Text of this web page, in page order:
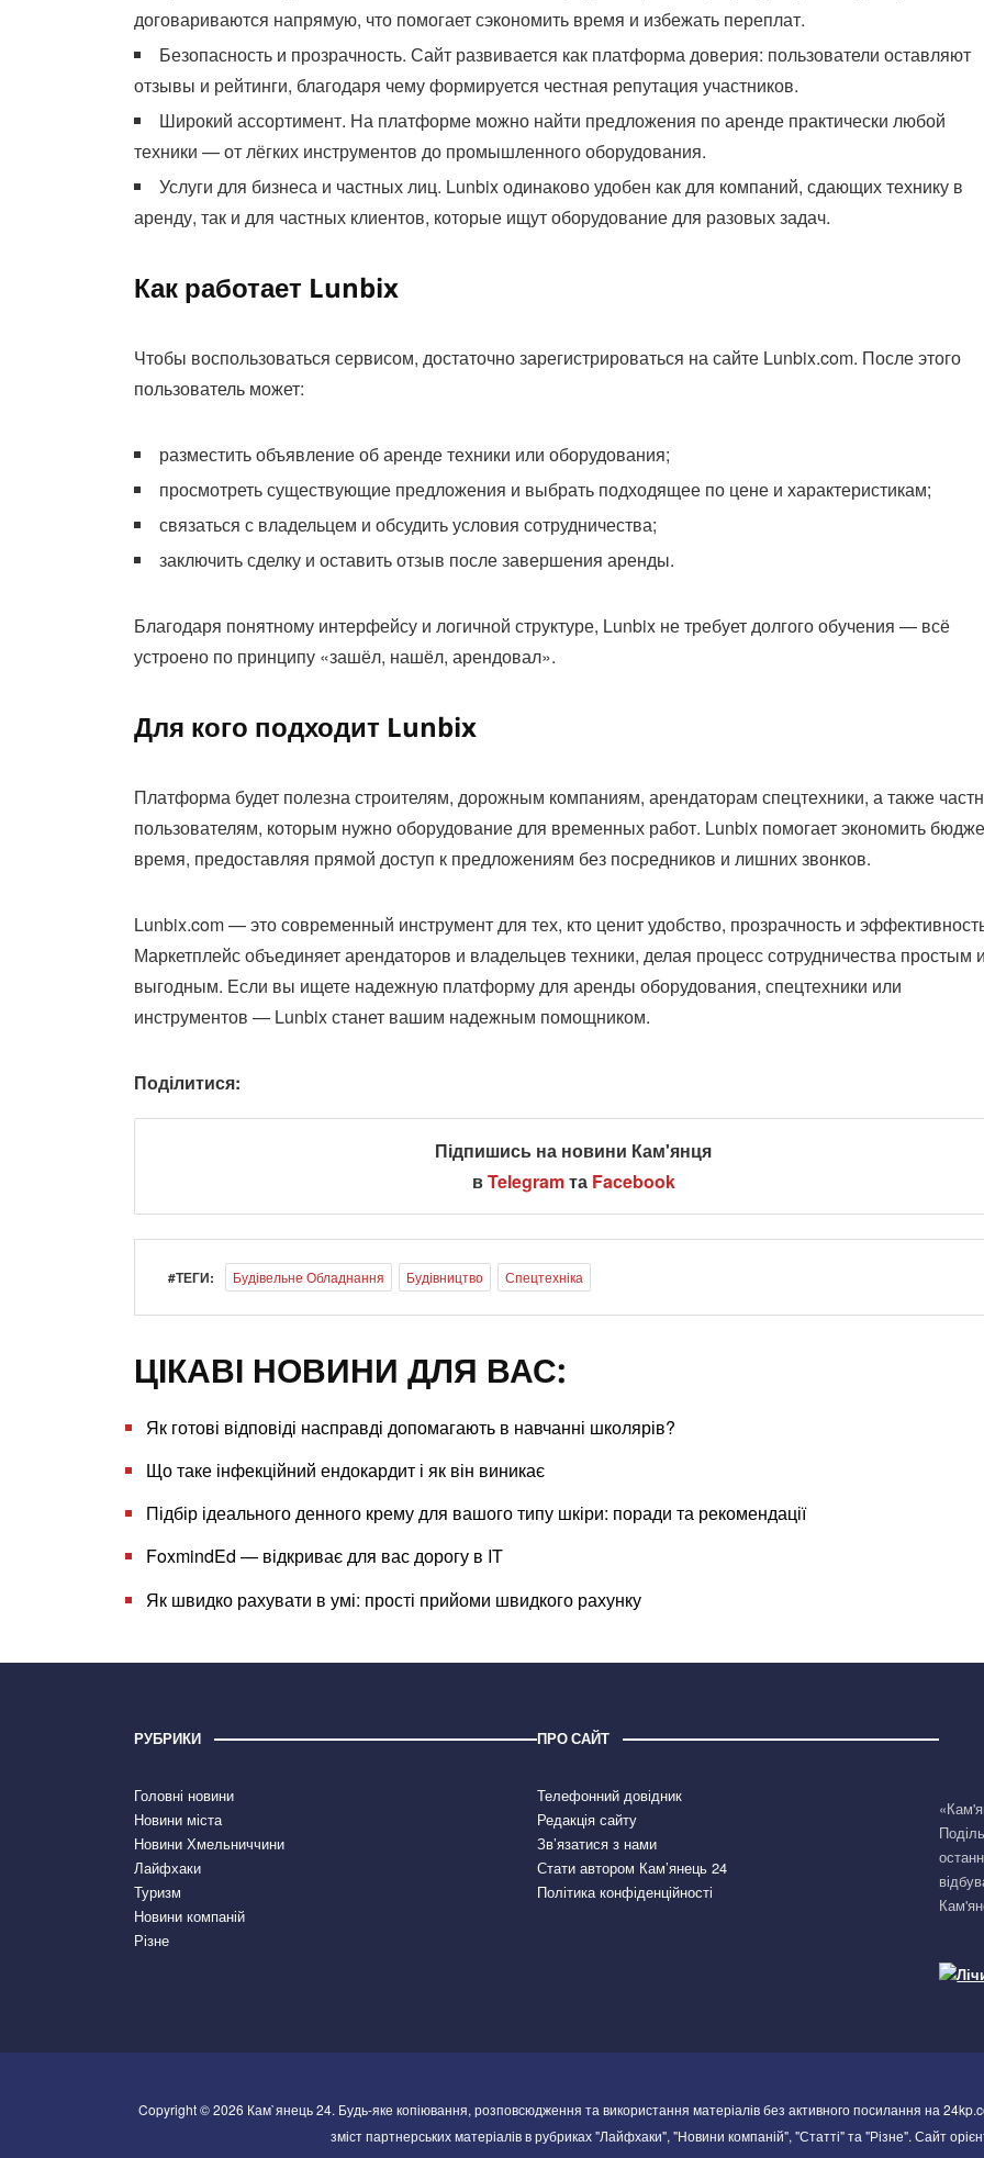
договариваются напрямую, что помогает сэкономить время и избежать переплат.
Безопасность и прозрачность. Сайт развивается как платформа доверия: пользователи оставляют
отзывы и рейтинги, благодаря чему формируется честная репутация участников.
Широкий ассортимент. На платформе можно найти предложения по аренде практически любой
техники — от лёгких инструментов до промышленного оборудования.
Услуги для бизнеса и частных лиц. Lunbix одинаково удобен как для компаний, сдающих технику в
аренду, так и для частных клиентов, которые ищут оборудование для разовых задач.
Как работает Lunbix
Чтобы воспользоваться сервисом, достаточно зарегистрироваться на сайте Lunbix.com. После этого
пользователь может:
разместить объявление об аренде техники или оборудования;
просмотреть существующие предложения и выбрать подходящее по цене и характеристикам;
связаться с владельцем и обсудить условия сотрудничества;
заключить сделку и оставить отзыв после завершения аренды.
Благодаря понятному интерфейсу и логичной структуре, Lunbix не требует долгого обучения — всё
устроено по принципу «зашёл, нашёл, арендовал».
Для кого подходит Lunbix
Платформа будет полезна строителям, дорожным компаниям, арендаторам спецтехники, а также
пользователям, которым нужно оборудование для временных работ. Lunbix помогает экономить
время, предоставляя прямой доступ к предложениям без посредников и лишних звонков.
Lunbix.com — это современный инструмент для тех, кто ценит удобство, прозрачность и
Маркетплейс объединяет арендаторов и владельцев техники, делая процесс сотрудничества простым и
выгодным. Если вы ищете надежную платформу для аренды оборудования, спецтехники или
инструментов — Lunbix станет вашим надежным помощником.
Поділитися:
Підпишись на новини Кам'янця
вTelegramта Facebook
#ТЕГИ: Будівельне Обладнання Будівництво Спецтехніка
ЦІКАВІ НОВИНИ ДЛЯ ВАС:
Як готові відповіді насправді допомагають в навчанні школярів?
Що таке інфекційний ендокардит і як він виникає
Підбір ідеального денного крему для вашого типу шкіри: поради та рекомендації
FoxmindEd — відкриває для вас дорогу в IT
Як швидко рахувати в умі: прості прийоми швидкого рахунку
РУБРИКИ
Головні новини
Новини міста
Новини Хмельниччини
Лайфхаки
Туризм
Новини компаній
Різне
ПРО САЙТ
Телефонний довідник
Редакція сайту
Зв’язатися з нами
Стати автором Кам’янець 24
Політика конфіденційності
Copyright © 2026 Кам`янець 24. Будь-яке копіювання, розповсюдження та використання матеріалів без активного посилання на
зміст партнерських матеріалів в рубриках "Лайфхаки", "Новини компаній", "Статті" та "Різне". Сайт